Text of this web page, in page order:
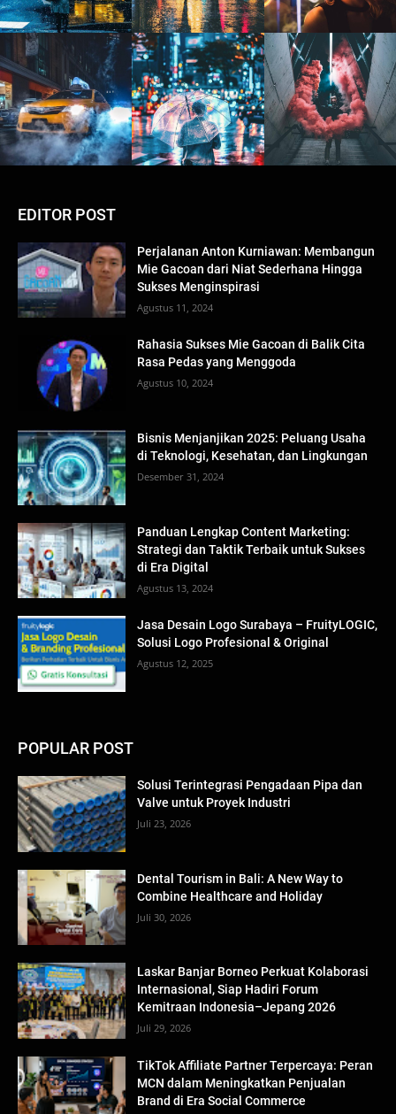
EDITOR POST
Perjalanan Anton Kurniawan: Membangun
Mie Gacoan dari Niat Sederhana Hingga
Sukses Menginspirasi
Agustus 11, 2024
Rahasia Sukses Mie Gacoan di Balik Cita
Rasa Pedas yang Menggoda
Agustus 10, 2024
Bisnis Menjanjikan 2025: Peluang Usaha
di Teknologi, Kesehatan, dan Lingkungan
Desember 31, 2024
Panduan Lengkap Content Marketing:
Strategi dan Taktik Terbaik untuk Sukses
di Era Digital
Agustus 13, 2024
Jasa Desain Logo Surabaya – FruityLOGIC,
Solusi Logo Profesional & Original
Agustus 12, 2025
POPULAR POST
Solusi Terintegrasi Pengadaan Pipa dan
Valve untuk Proyek Industri
Juli 23, 2026
Dental Tourism in Bali: A New Way to
Combine Healthcare and Holiday
Juli 30, 2026
Laskar Banjar Borneo Perkuat Kolaborasi
Internasional, Siap Hadiri Forum
Kemitraan Indonesia–Jepang 2026
Juli 29, 2026
TikTok Affiliate Partner Terpercaya: Peran
MCN dalam Meningkatkan Penjualan
Brand di Era Social Commerce